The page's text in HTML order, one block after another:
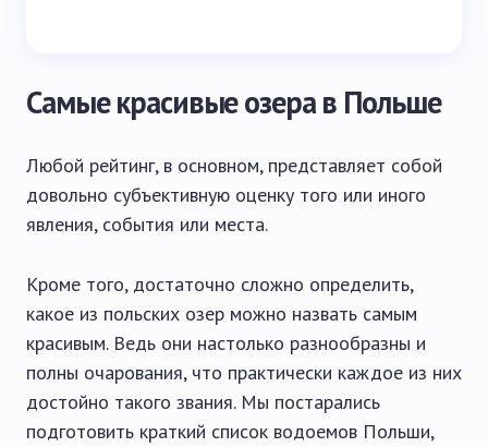
Самые красивые озера в Польше
Любой рейтинг, в основном, представляет собой
довольно субъективную оценку того или иного
явления, события или места.
Кроме того, достаточно сложно определить,
какое из польских озер можно назвать самым
красивым. Ведь они настолько разнообразны и
полны очарования, что практически каждое из них
достойно такого звания. Мы постарались
подготовить краткий список водоемов Польши,